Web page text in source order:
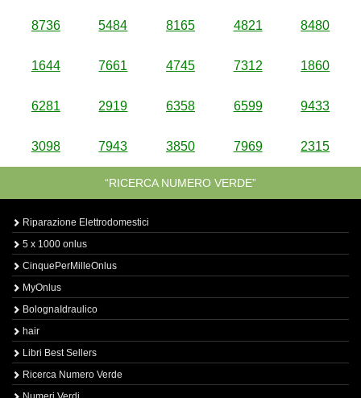
8736 5484 8165 4821 8480
1644 7661 4745 7312 1860
6281 2919 6358 6599 9433
3098 7943 3850 7969 2315
“RICERCA NUMERO VERDE”
Riparazione Elettrodomestici
5 x 1000 onlus
CinquePerMilleOnlus
MyOnlus
BolognaIdraulico
hair
Libri Best Sellers
Ricerca Numero Verde